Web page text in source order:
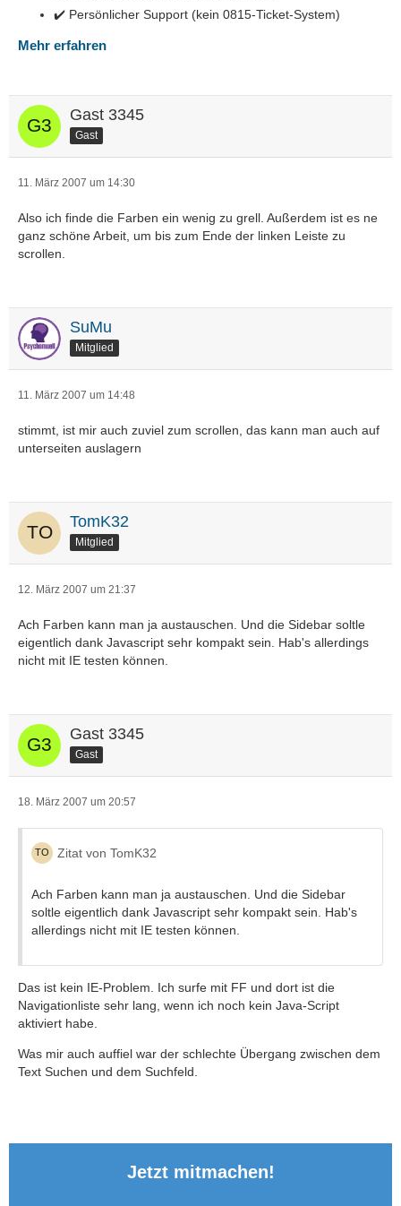
✔️ Persönlicher Support (kein 0815-Ticket-System)
Mehr erfahren
Gast 3345
Gast
11. März 2007 um 14:30
Also ich finde die Farben ein wenig zu grell. Außerdem ist es ne
ganz schöne Arbeit, um bis zum Ende der linken Leiste zu
scrollen.
SuMu
Mitglied
11. März 2007 um 14:48
stimmt, ist mir auch zuviel zum scrollen, das kann man auch auf
unterseiten auslagern
TomK32
Mitglied
12. März 2007 um 21:37
Ach Farben kann man ja austauschen. Und die Sidebar soltle
eigentlich dank Javascript sehr kompakt sein. Hab's allerdings
nicht mit IE testen können.
Gast 3345
Gast
18. März 2007 um 20:57
Zitat von TomK32
Ach Farben kann man ja austauschen. Und die Sidebar
soltle eigentlich dank Javascript sehr kompakt sein. Hab's
allerdings nicht mit IE testen können.
Das ist kein IE-Problem. Ich surfe mit FF und dort ist die
Navigationliste sehr lang, wenn ich noch kein Java-Script
aktiviert habe.
Was mir auch auffiel war der schlechte Übergang zwischen dem
Text Suchen und dem Suchfeld.
Jetzt mitmachen!